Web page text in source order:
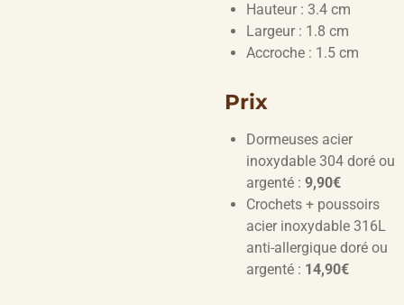
Hauteur : 3.4 cm
Largeur : 1.8 cm
Accroche : 1.5 cm
Prix
Dormeuses acier
inoxydable 304 doré ou
argenté : 9,90€
Crochets + poussoirs
acier inoxydable 316L
anti-allergique doré ou
argenté : 14,90€